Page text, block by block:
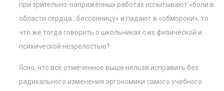
при зрительно-напряжённых работах испытывают «боли в
области сердца…бессонницу» и падают в «обмороки», то
что же тогда говорить о школьниках с их физической и
психической незрелостью?
Ясно, что всё отмеченное выше нельзя исправить без
радикального изменения эргономики самого учебного